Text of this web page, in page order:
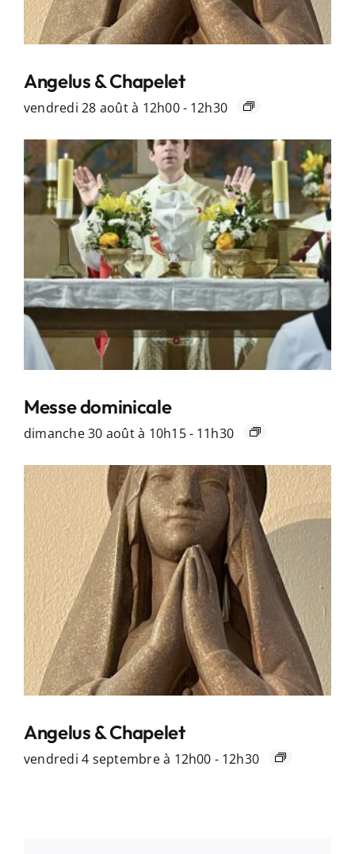
Angelus & Chapelet
vendredi 28 août à 12h00- 12h30
Messe dominicale
dimanche 30 août à 10h15- 11h30
Angelus & Chapelet
vendredi 4 septembre à 12h00 - 12h30